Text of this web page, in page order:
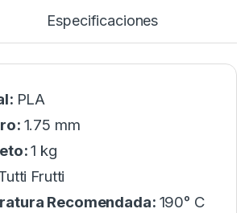
Especificaciones
PLA
1.75 mm
1 kg
Frutti
Recomendada: 190° C